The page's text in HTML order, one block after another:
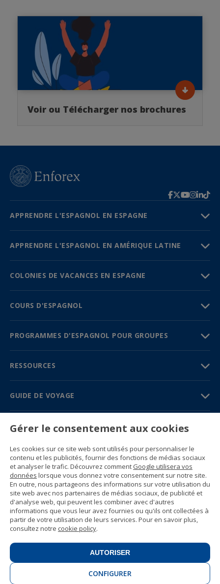
Voir ou Télécharger nos brochures
APPRENDRE L'ESPAGNOL EN ESPAGNE
APPRENDRE L'ESPAGNOL EN AMÉRIQUE LATINE
COLONIES DE VACANCES EN ESPAGNE
COURS D'ESPAGNOL
PROGRAMMES D'ESPAGNOL POUR GROUPES
RESSOURCES
GUIDE DE VOYAGE
PARTENAIRES
Contactez-nous
Prix et brochures
(+34) 91 594 37 76
Gustavo Fernández Balbuena, 11
28002 Madrid, Spain
Sitemap
Conditions générales
Politique de confidentialité
Politique de cookies d’Enforex
(CIF B-79946729) Tous droits réservés.
Avis juridique
Gérer le consentement aux cookies
Les cookies sur ce site web sont utilisés pour personnaliser le
contenu et les publicités, fournir des fonctions de médias sociaux
et analyser le trafic. Découvrez comment Google utilisera vos
données lorsque vous donnez votre consentement sur notre site.
En outre, nous partageons des informations sur votre utilisation du
site web avec nos partenaires de médias sociaux, de publicité et
d'analyse web, qui peuvent les combiner avec d'autres
informations que vous leur avez fournies ou qu'ils ont collectées à
partir de votre utilisation de leurs services. Pour en savoir plus,
consultez notre cookie policy.
CONFIGURER
AUTORISER